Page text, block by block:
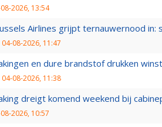
2026, 13:54
Airlines grijpt ternauwernood
04-08-2026, 11:47
en dure brandstof drukken
04-08-2026, 11:38
dreigt komend weekend bij
2026, 10:57